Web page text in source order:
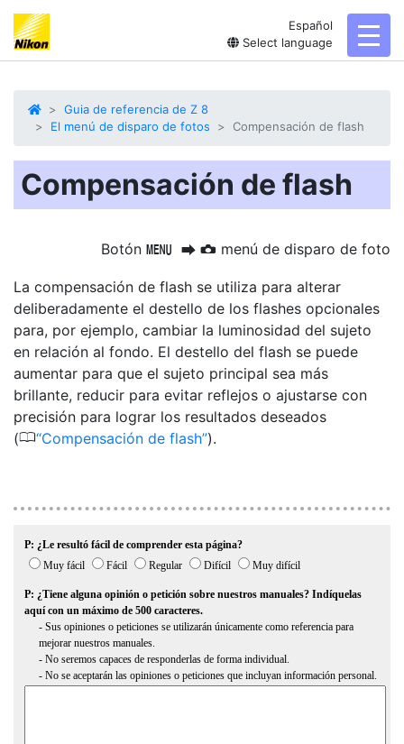
Español
Select language
Guia de referencia de Z 8
El menú de disparo de fotos
Compensación de flash
Compensación de flash
Botón G U C menú de disparo de foto
La compensación de flash se utiliza para alterar
deliberadamente el destello de los flashes opcionales
para, por ejemplo, cambiar la luminosidad del sujeto
en relación al fondo. El destello del flash se puede
aumentar para que el sujeto principal sea más
brillante, reducir para evitar reflejos o ajustarse con
precisión para lograr los resultados deseados
(0 Compensación de flash ).